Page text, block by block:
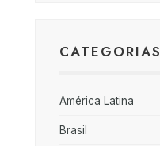
CATEGORIAS
América Latina
Brasil